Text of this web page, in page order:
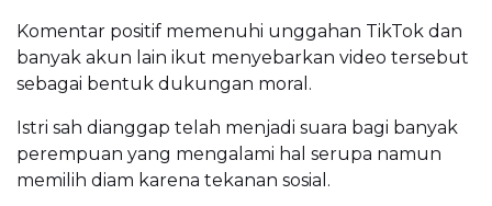
Komentar positif memenuhi unggahan TikTok dan
banyak akun lain ikut menyebarkan video tersebut
sebagai bentuk dukungan moral.
Istri sah dianggap telah menjadi suara bagi banyak
perempuan yang mengalami hal serupa namun
memilih diam karena tekanan sosial.